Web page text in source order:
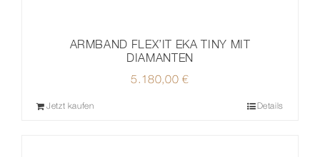
ARMBAND FLEX’IT EKA TINY MIT
DIAMANTEN
5.180,00€
Jetzt kaufen Details